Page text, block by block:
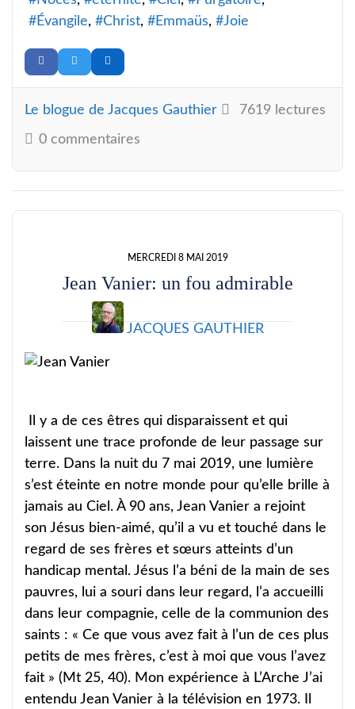
Évangile
Christ Emmaüs Joie
Le blogue de Jacques Gauthier 7619 lectures
0 commentaires
MERCREDI 8 MAI 2019
Jean Vanier: un fou admirable
JACQUES GAUTHIER
Il y a de ces êtres qui disparaissent et qui
laissent une trace profonde de leur passage sur
terre. Dans la nuit du 7 mai 2019, une lumière
s’est éteinte en notre monde pour qu’elle brille à
jamais au Ciel. À 90 ans, Jean Vanier a rejoint
son Jésus bien-aimé, qu’il a vu et touché dans le
regard de ses frères et sœurs atteints d’un
handicap mental. Jésus l’a béni de la main de ses
pauvres, lui a souri dans leur regard, l’a accueilli
dans leur compagnie, celle de la communion des
saints : « Ce que vous avez fait à l’un de ces plus
petits de mes frères, c’est à moi que vous l’avez
fait » (Mt 25, 40). Mon expérience à L’Arche J’ai
entendu Jean Vanier à la télévision en 1973. Il